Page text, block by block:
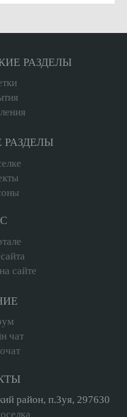
РАЗДЕЛЫ
сайте
чат
район, п.Зуя, 297630